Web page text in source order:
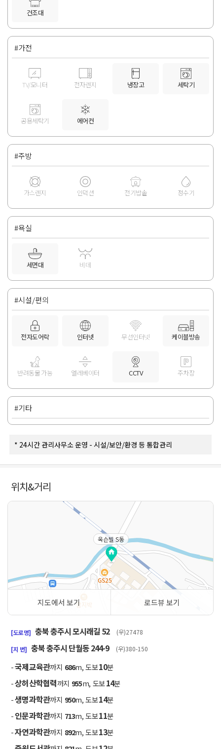
건조대
#가전
TV/모니터 전자렌지 냉장고 세탁기
공용세탁기 에어컨
#주방
가스렌지 인덕션 전기밥솥 정수기
#욕실
세면대 비데
#시설/편의
전자도어락 인터넷 무선인터넷 케이블방송
반려동물 가능 엘레베이터 CCTV 주차장
#기타
* 24시간 관리사무소 운영 - 시설/보안/환경 등 통합관리
위치&거리
옥슨빌 S동
지도에서 보기 로드뷰 보기
[도로명] 충북 충주시 모시래길 52 (우)27478
[지 번] 충북 충주시 단월동 244-9 (우)380-150
-국제교육관까지 686m, 도보10분
-상허산학협력까지 955m, 도보14분
-생명과학관까지 950m, 도보14분
-인문과학관까지 713m, 도보11분
-자연과학관까지 892m, 도보13분